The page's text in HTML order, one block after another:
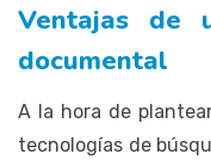
Ventajas de
documental
A la hora de
tecnologías de